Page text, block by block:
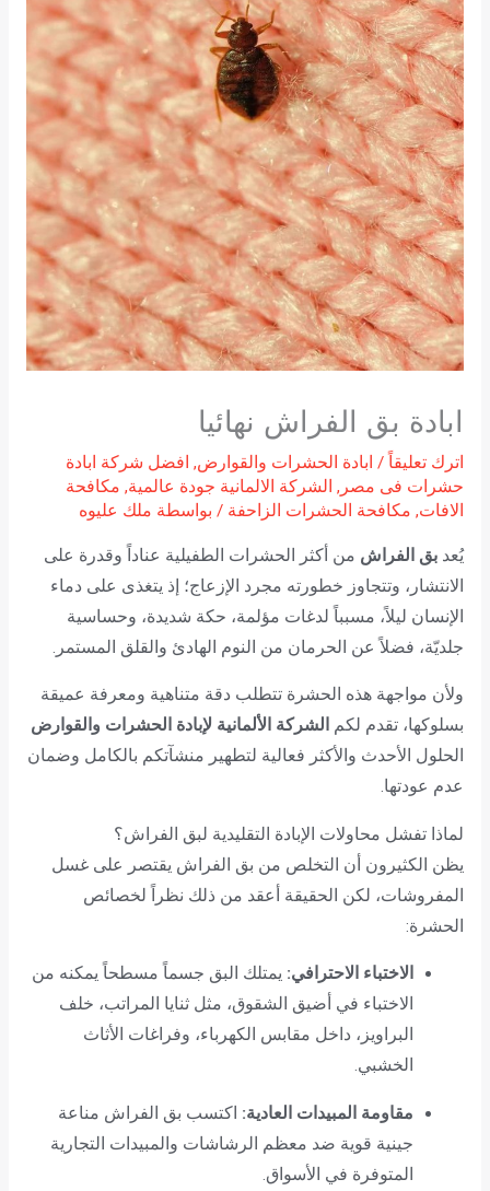
ابادة بق الفراش نهائيا
اترك تعليقاً / ابادة الحشرات والقوارض, افضل شركة ابادة
حشرات فى مصر , الشركة الالمانية جودة عالمية, مكافحة
الافات, مكافحة الحشرات الزاحفة / بواسطة ملك عليوه
يُعد بق الفراش من أكثر الحشرات الطفيلية عناداً وقدرة على
الانتشار، وتتجاوز خطورته مجرد الإزعاج؛ إذ يتغذى على دماء
الإنسان ليلاً، مسبباً لدغات مؤلمة، حكة شديدة، وحساسية
جلديّة، فضلاً عن الحرمان من النوم الهادئ والقلق المستمر.
ولأن مواجهة هذه الحشرة تتطلب دقة متناهية ومعرفة عميقة
بسلوكها، تقدم لكم الشركة الألمانية لإبادة الحشرات والقوارض
الحلول الأحدث والأكثر فعالية لتطهير منشآتكم بالكامل وضمان
عدم عودتها.
لماذا تفشل محاولات الإبادة التقليدية لبق الفراش؟
يظن الكثيرون أن التخلص من بق الفراش يقتصر على غسل
المفروشات، لكن الحقيقة أعقد من ذلك نظراً لخصائص
الحشرة:
الاختباء الاحترافي: يمتلك البق جسماً مسطحاً يمكنه من
الاختباء في أضيق الشقوق، مثل ثنايا المراتب، خلف
البراويز، داخل مقابس الكهرباء، وفراغات الأثاث
الخشبي.
مقاومة المبيدات العادية: اكتسب بق الفراش مناعة
جينية قوية ضد معظم الرشاشات والمبيدات التجارية
المتوفرة في الأسواق.